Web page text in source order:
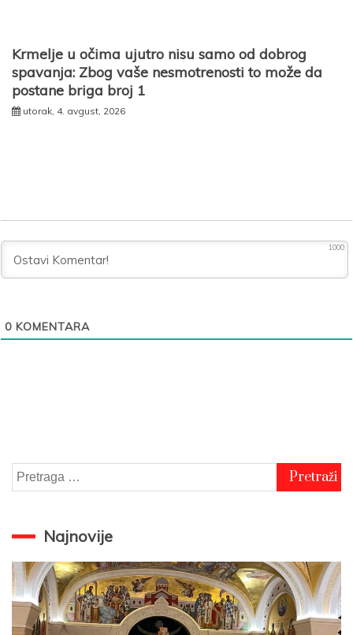
Krmelje u očima ujutro nisu samo od dobrog
spavanja: Zbog vaše nesmotrenosti to može da
postane briga broj 1
utorak, 4. avgust, 2026
1000
0 KOMENTARA
Pretraga
za:
Najnovije